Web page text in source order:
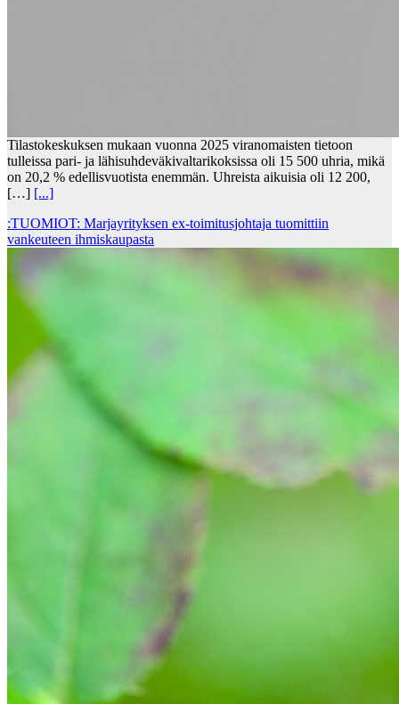
Tilastokeskuksen mukaan vuonna 2025 viranomaisten tietoon
tulleissa pari- ja lähisuhdeväkivaltarikoksissa oli 15 500 uhria, mikä
on 20,2 % edellisvuotista enemmän. Uhreista aikuisia oli 12 200,
[…] [...]
:TUOMIOT: Marjayrityksen ex-toimitusjohtaja tuomittiin
vankeuteen ihmiskaupasta